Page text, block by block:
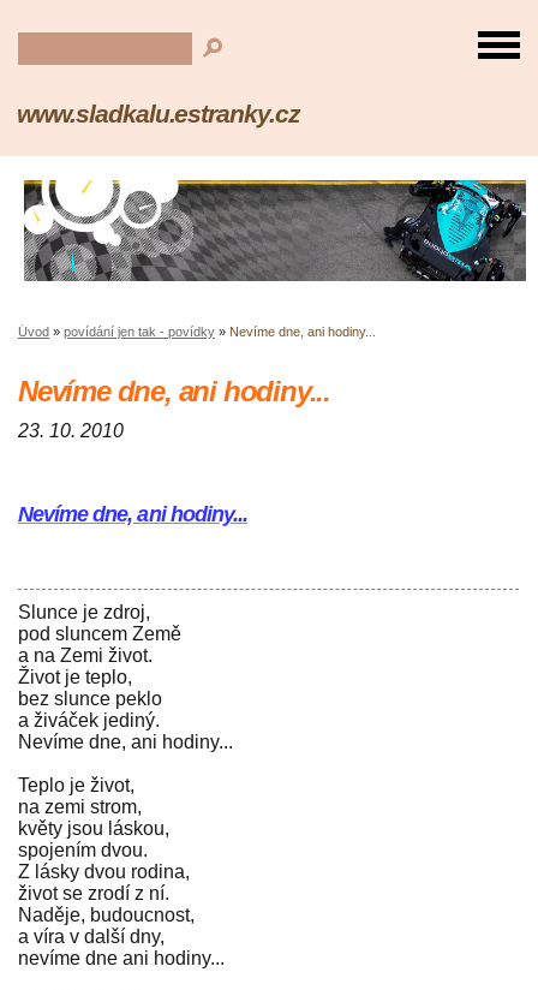
www.sladkalu.estranky.cz
Úvod » povídání jen tak - povídky » Nevíme dne, ani hodiny...
Nevíme dne, ani hodiny...
23. 10. 2010
Nevíme dne, ani hodiny...
Slunce je zdroj,
pod sluncem Země
a na Zemi život.
Život je teplo,
bez slunce peklo
a živáček jediný.
Nevíme dne, ani hodiny...
Teplo je život,
na zemi strom,
květy jsou láskou,
spojením dvou.
Z lásky dvou rodina,
život se zrodí z ní.
Naděje, budoucnost,
a víra v další dny,
nevíme dne ani hodiny...